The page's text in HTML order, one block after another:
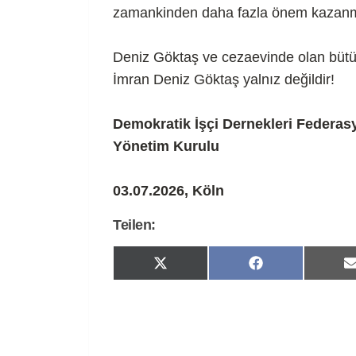
zamankinden daha fazla önem
Deniz Göktaş ve cezaevinde olan
İmran Deniz Göktaş yalnız değildir!
Demokratik İşçi Dernekleri
Yönetim Kurulu
03.07.2026, Köln
Teilen:
Share
on
Share
on